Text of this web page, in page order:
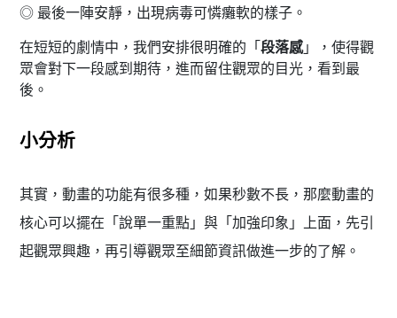
◎ 最後一陣安靜，出現病毒可憐癱軟的樣子。
在短短的劇情中，我們安排很明確的「段落感」，使得觀
眾會對下一段感到期待，進而留住觀眾的目光，看到最
後。
小分析
其實，動畫的功能有很多種，如果秒數不長， 那麼動畫的
核心可以擺在「說單一重點」與「加強印象」上面， 先引
起觀眾興趣，再引導觀眾至細節資訊做進一步的了解。